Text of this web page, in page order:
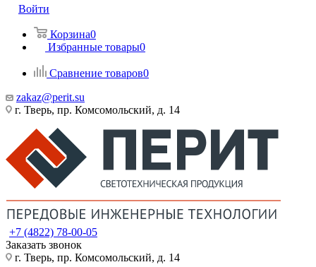
Войти
Корзина0
Избранные товары0
Сравнение товаров0
zakaz@perit.su
г. Тверь, пр. Комсомольский, д. 14
+7 (4822) 78-00-05
Заказать звонок
г. Тверь, пр. Комсомольский, д. 14